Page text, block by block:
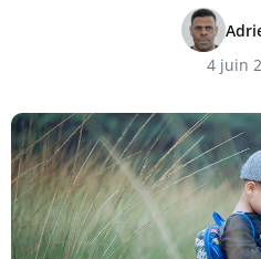
4 juin